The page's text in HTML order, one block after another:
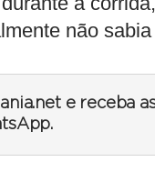
não
e receba